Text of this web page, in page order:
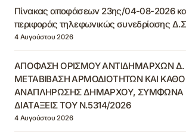
Πίνακας αποφάσεων 23ης/04-08-2026
περιφοράς τηλεφωνικώς συνεδρίασης
4 Αυγούστου 2026
ΑΠΟΦΑΣΗ ΟΡΙΣΜΟΥ ΑΝΤΙΔΗΜΑΡΧΩΝ
ΜΕΤΑΒΙΒΑΣΗ ΑΡΜΟΔΙΟΤΗΤΩΝ ΚΑΙ
ΑΝΑΠΛΗΡΩΣΗΣ ΔΗΜΑΡΧΟΥ, ΣΥΜΦΩΝΑ
ΔΙΑΤΑΞΕΙΣ ΤΟΥ Ν.5314/2026
4 Αυγούστου 2026